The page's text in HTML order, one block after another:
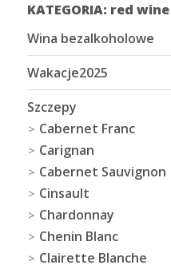
KATEGORIA: red wine
Wina bezalkoholowe
Wakacje2025
Szczepy
Cabernet Franc
Carignan
Cabernet Sauvignon
Cinsault
Chardonnay
Chenin Blanc
Clairette Blanche